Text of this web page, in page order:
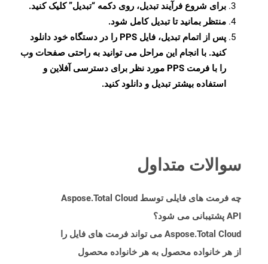
برای شروع فرآیند تبدیل، روی دکمه “تبدیل” کلیک کنید.
منتظر بمانید تا تبدیل کامل شود.
پس از اتمام تبدیل، فایل PPS را در دستگاه خود دانلود
کنید. با انجام این مراحل می توانید به راحتی صفحات وب
را با فرمت PPS مورد نظر برای دسترسی آفلاین و
استفاده بیشتر تبدیل و دانلود کنید.
سوالات متداول
چه فرمت های فایلی توسط Aspose.Total Cloud
API پشتیبانی می شود؟
Aspose.Total Cloud می تواند فرمت های فایل را
از هر خانواده محصول به هر خانواده محصول